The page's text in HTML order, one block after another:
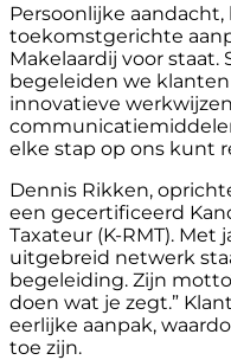
Persoonlijke
toekomstgerichte
Makelaardij voor staat.
begeleiden we
innovatieve
elke stap op ons kunt
Dennis Rikken,
een gecertificeerd
Taxateur (K-RMT).
uitgebreid netwerk
begeleiding. Zijn
doen wat je zegt.”
eerlijke aanpak,
toe zijn.